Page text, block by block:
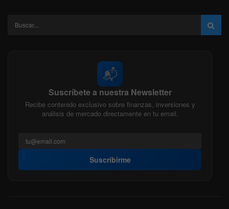
📬
Suscríbete a nuestra Newsletter
Recibe contenido exclusivo sobre finanzas, inversiones y
análisis de mercado directamente en tu email.
Suscribirme